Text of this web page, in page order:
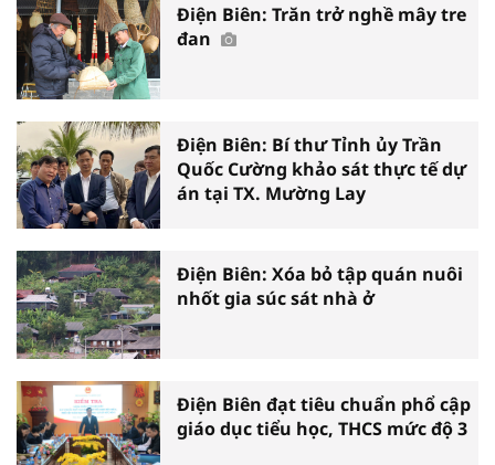
Điện Biên: Trăn trở nghề mây tre
đan
Điện Biên: Bí thư Tỉnh ủy Trần
Quốc Cường khảo sát thực tế dự
án tại TX. Mường Lay
Điện Biên: Xóa bỏ tập quán nuôi
nhốt gia súc sát nhà ở
Điện Biên đạt tiêu chuẩn phổ cập
giáo dục tiểu học, THCS mức độ 3